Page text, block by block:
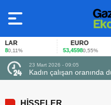
0,11%
EURO
53,45980,55%
23 Mart 2026 - 09:05
Kadın çalışan oranında
HİSSELER